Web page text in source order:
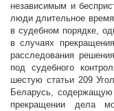
независимым и
люди длительное
в судебном порядке,
в случаях
расследования
под судебного
шестую статьи 209
Беларусь, содержащую
прекращении дела